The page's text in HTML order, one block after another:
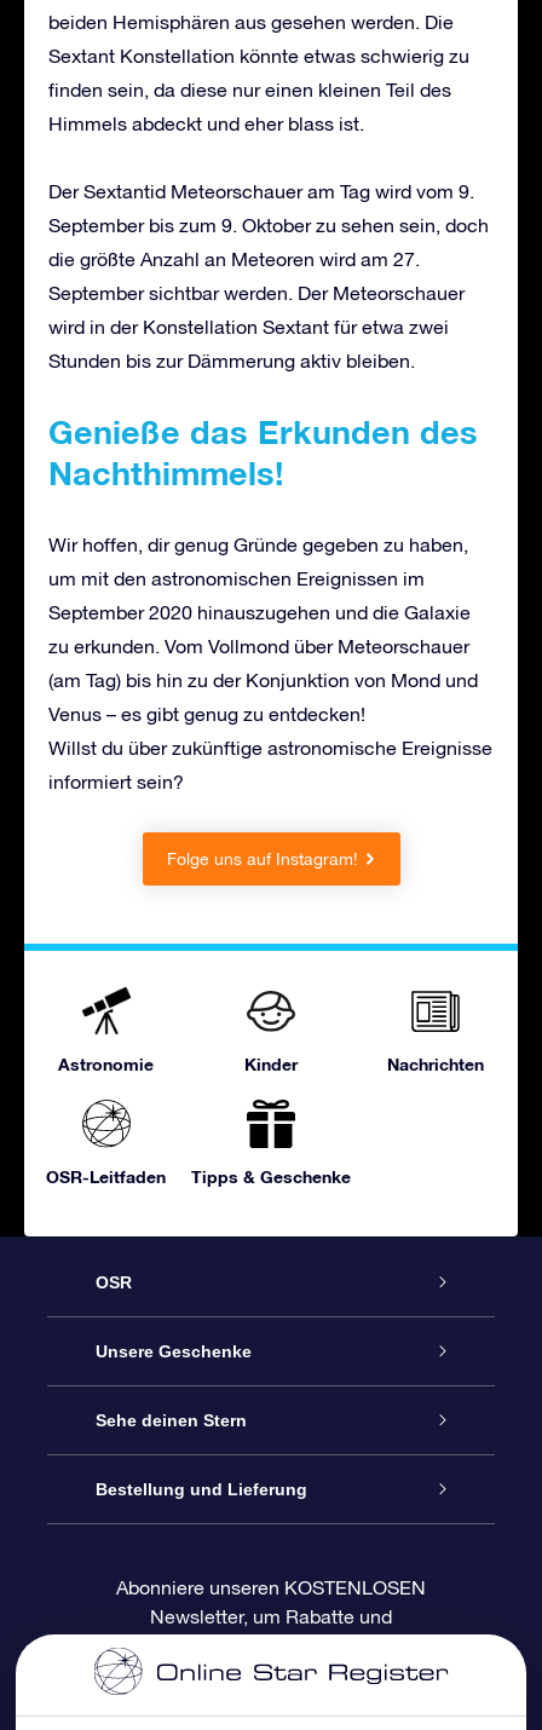
beiden Hemisphären aus gesehen werden. Die
Sextant Konstellation könnte etwas schwierig zu
finden sein, da diese nur einen kleinen Teil des
Himmels abdeckt und eher blass ist.
Der Sextantid Meteorschauer am Tag wird vom 9.
September bis zum 9. Oktober zu sehen sein, doch
die größte Anzahl an Meteoren wird am 27.
September sichtbar werden. Der Meteorschauer
wird in der Konstellation Sextant für etwa zwei
Stunden bis zur Dämmerung aktiv bleiben.
Genieße das Erkunden des
Nachthimmels!
Wir hoffen, dir genug Gründe gegeben zu haben,
um mit den astronomischen Ereignissen im
September 2020 hinauszugehen und die Galaxie
zu erkunden. Vom Vollmond über Meteorschauer
(am Tag) bis hin zu der Konjunktion von Mond und
Venus – es gibt genug zu entdecken!
Willst du über zukünftige astronomische Ereignisse
informiert sein?
Folge uns auf Instagram!
Astronomie Kinder Nachrichten
OSR-Leitfaden Tipps & Geschenke
OSR
Service
Kontakt
Blog
Bewertungen
Unsere Geschenke
Sterne schenken
OSR-Geschenkpaket
OSR-Geschenkgutschein
Firmengeschenke
Sehe deinen Stern
Sternregister
Personalisierte Sternseite
One Million Stars
Bestellung und Lieferung
Zahlungsinformationen
Versandinformationen
Abonniere unseren KOSTENLOSEN
Newsletter, um Rabatte und